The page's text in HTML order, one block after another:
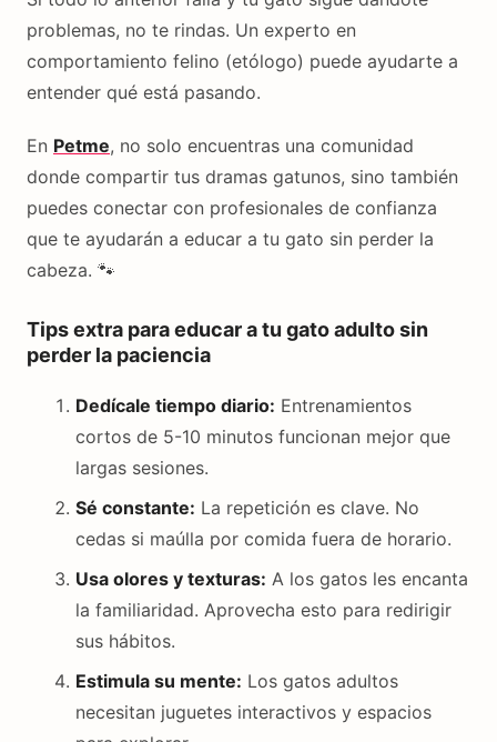
problemas, no te rindas. Un experto en
comportamiento felino (etólogo) puede ayudarte a
entender qué está pasando.
En Petme, no solo encuentras una comunidad
donde compartir tus dramas gatunos, sino también
puedes conectar con profesionales de confianza
que te ayudarán a educar a tu gato sin perder la
cabeza. 🐾
Tips extra para educar a tu gato adulto sin
perder la paciencia
Dedícale tiempo diario: Entrenamientos
cortos de 5-10 minutos funcionan mejor que
largas sesiones.
Sé constante: La repetición es clave. No
cedas si maúlla por comida fuera de horario.
Usa olores y texturas: A los gatos les encanta
la familiaridad. Aprovecha esto para redirigir
sus hábitos.
Estimula su mente: Los gatos adultos
necesitan juguetes interactivos y espacios